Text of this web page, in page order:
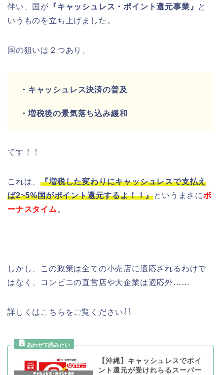
伴い、国が 『キャッシュレス・ポイント還元事業』 と
いうものを立ち上げました。
国の狙いは２つあり、
・キャッシュレス決済の普及
・増税後の景気落ち込み緩和
です！！
これは、『増税した変わりにキャッシュレスで支払え
ば2~5%国がポイント還元するよ！！』というまさにボ
ーナスタイム 。
しかし、この政策は全ての小売店に適応されるわけで
はなく、コンビニの直営店や大企業は適応外……
詳しくはこちらをご覧ください⇩⇩
【沖縄】キャッシュレスでポイ
ント還元が受けれらるスーパー